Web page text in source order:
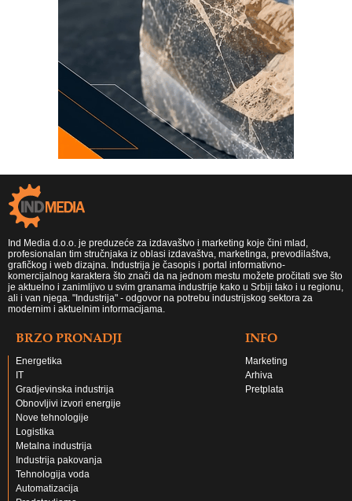
Ind Media d.o.o. je preduzeće za izdavaštvo i marketing koje čini mlad,
profesionalan tim stručnjaka iz oblasi izdavaštva, marketinga, prevodilaštva,
grafičkog i web dizajna. Industrija je časopis i portal informativno-
komercijalnog karaktera što znači da na jednom mestu možete pročitati sve što
je aktuelno i zanimljivo u svim granama industrije kako u Srbiji tako i u regionu,
ali i van njega. "Industrija" - odgovor na potrebu industrijskog sektora za
modernim i aktuelnim informacijama.
BRZO PRONADJI
Energetika
IT
Gradjevinska industrija
Obnovljivi izvori energije
Nove tehnologije
Logistika
Metalna industrija
Industrija pakovanja
Tehnologija voda
Automatizacija
INFO
Marketing
Arhiva
Pretplata